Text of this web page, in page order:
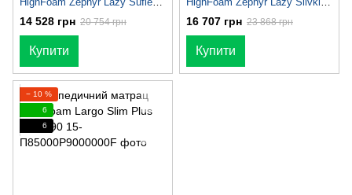
170x190
14 528 грн 20 754 грн
Купити
170x190
16 707 грн 23 868 грн
Купити
− 10 %
6
6